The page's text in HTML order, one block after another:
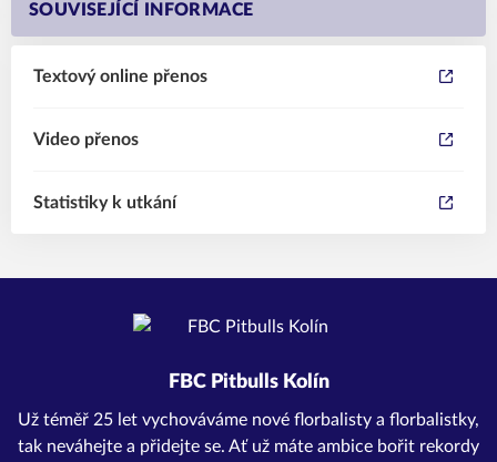
SOUVISEJÍCÍ INFORMACE
Textový online přenos
Video přenos
Statistiky k utkání
FBC Pitbulls Kolín
Už téměř 25 let vychováváme nové florbalisty a florbalistky,
tak neváhejte a přidejte se. Ať už máte ambice bořit rekordy